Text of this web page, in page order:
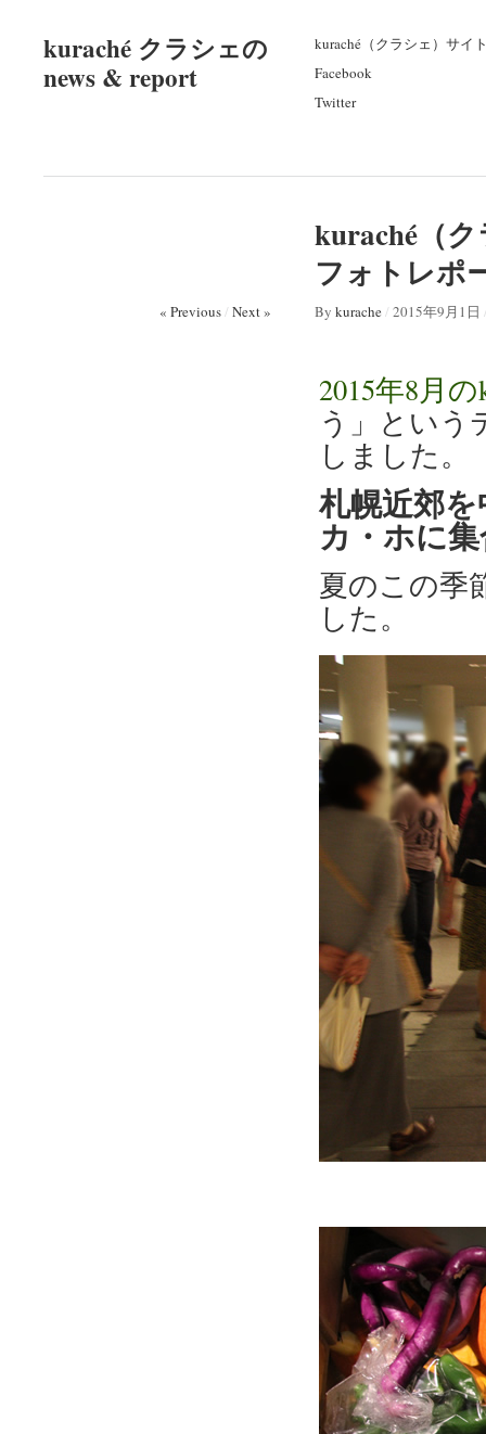
kuraché クラシェの
news & report
kuraché（クラシェ）サイ
Facebook
Twitter
kuraché（
フォトレポ
« Previous/ Next » By kurache/ 2015年9月1日
2015年8月
う」という
しました。
札幌近郊
カ・ホに
夏のこの季
した。